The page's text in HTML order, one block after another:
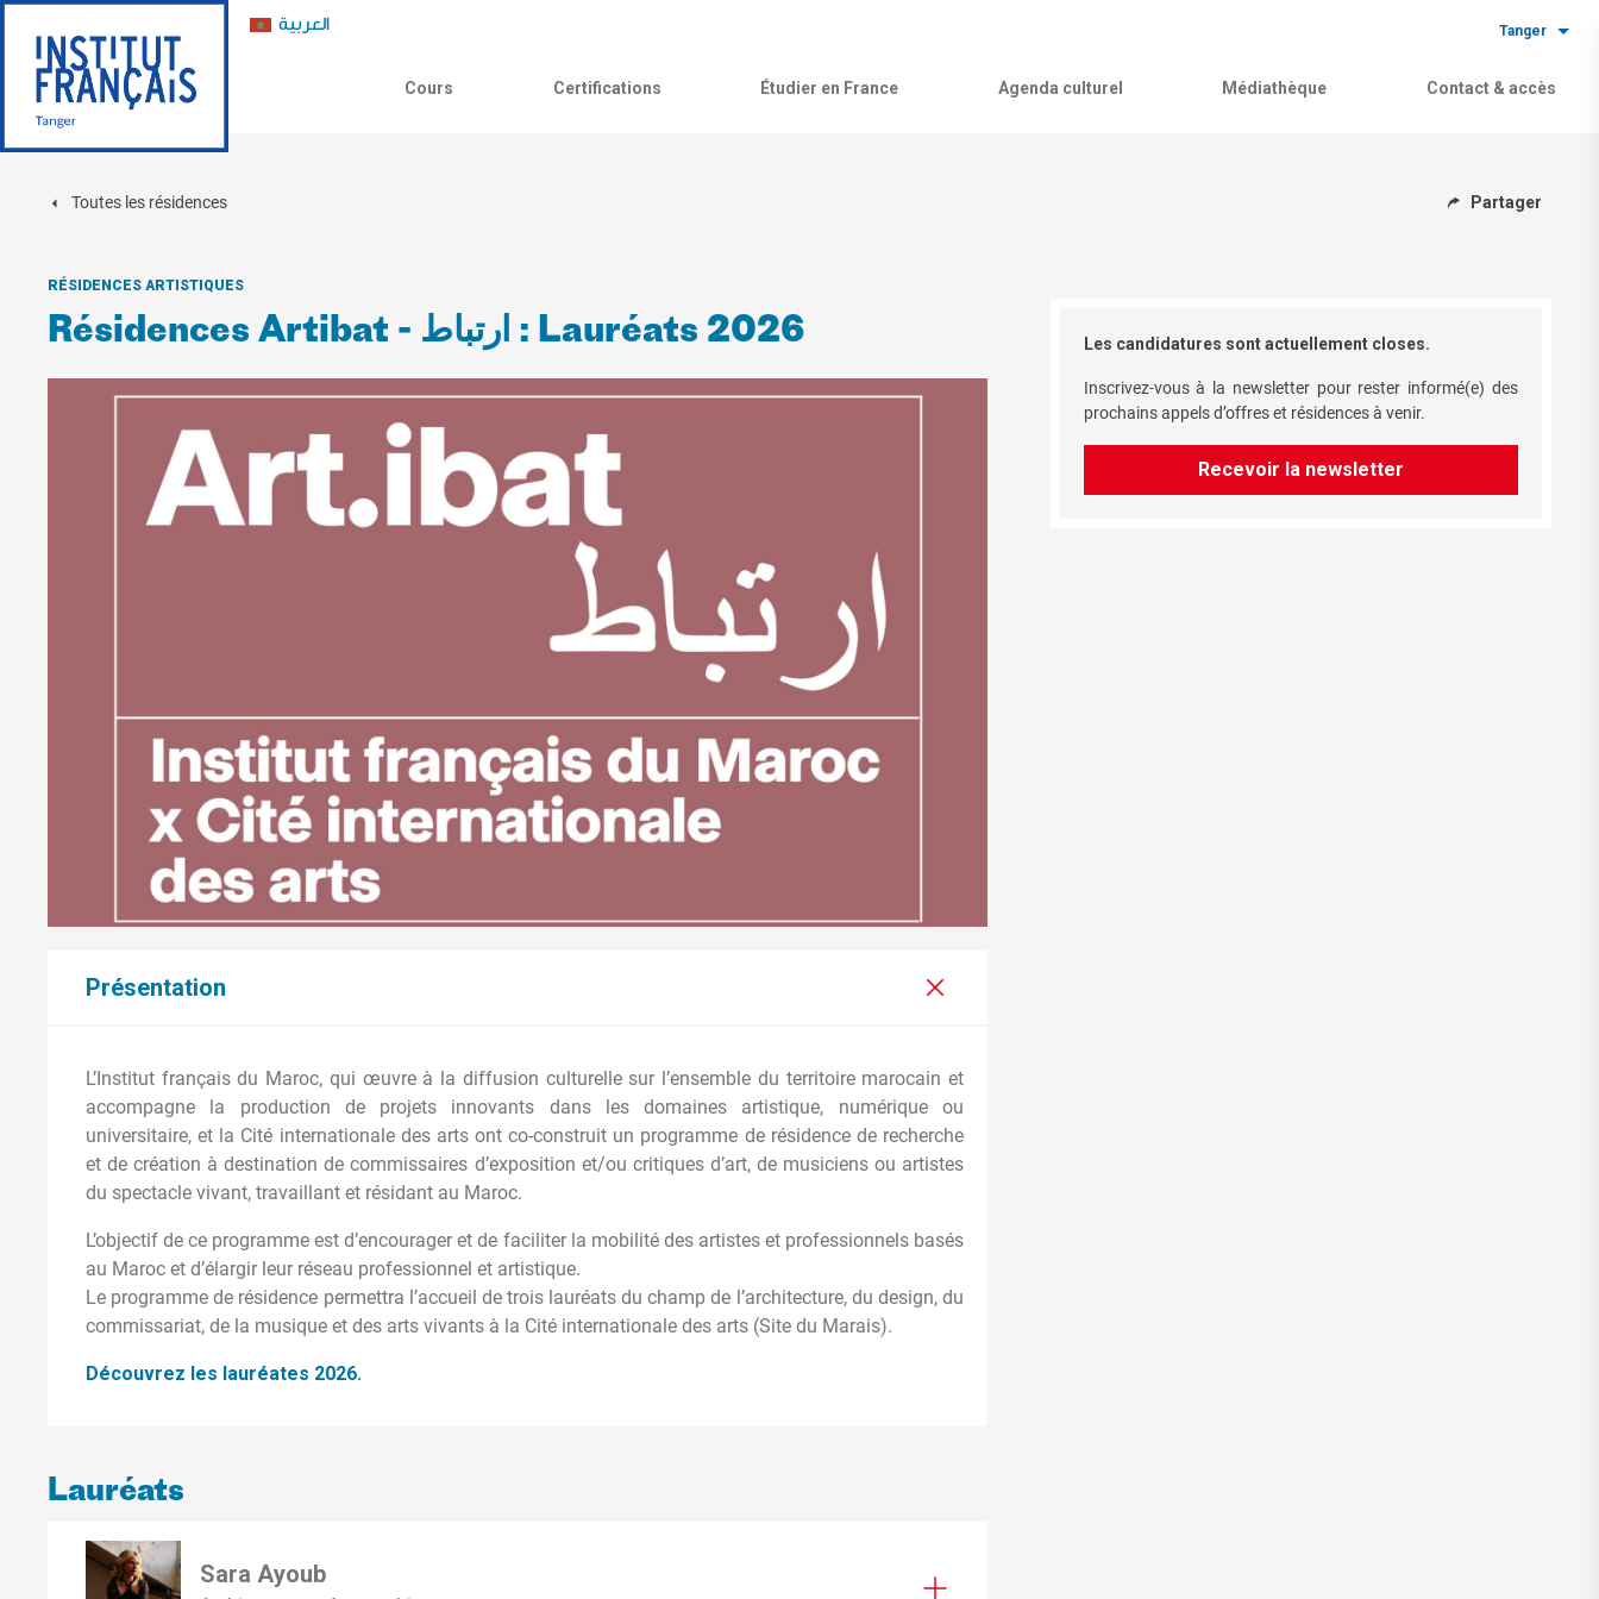
العربية Tanger
Cours Certifications Étudier en France Agenda culturel Médiathèque Contact & accès
Toutes les résidences Partager
RÉSIDENCES ARTISTIQUES
Résidences Artibat - ارتباط : Lauréats 2026
Présentation
L’Institut français du Maroc, qui œuvre à la diffusion culturelle sur l’ensemble du territoire marocain et
accompagne la production de projets innovants dans les domaines artistique, numérique ou
universitaire, et la Cité internationale des arts ont co-construit un programme de résidence de recherche
et de création à destination de commissaires d’exposition et/ou critiques d’art, de musiciens ou artistes
du spectacle vivant, travaillant et résidant au Maroc.
L’objectif de ce programme est d’encourager et de faciliter la mobilité des artistes et professionnels basés
au Maroc et d’élargir leur réseau professionnel et artistique.
Le programme de résidence permettra l’accueil de trois lauréats du champ de l’architecture, du design, du
commissariat, de la musique et des arts vivants à la Cité internationale des arts (Site du Marais).
Découvrez les lauréates 2026.
Lauréats
Sara Ayoub
Les candidatures sont actuellement closes.
Inscrivez-vous à la newsletter pour rester informé(e) des
prochains appels d’offres et résidences à venir.
Recevoir la newsletter